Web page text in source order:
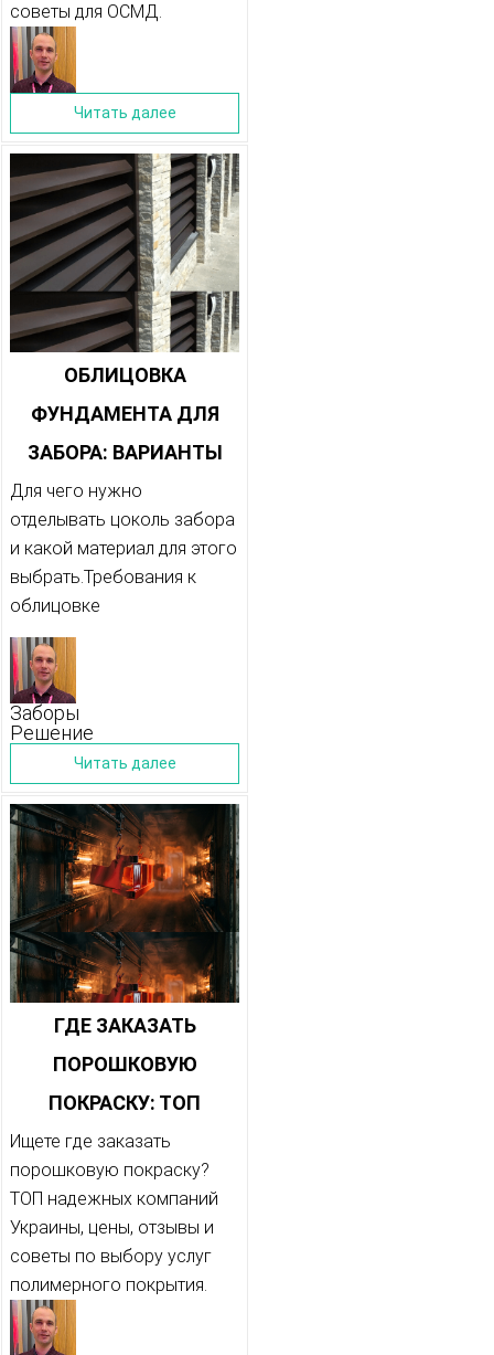
советы для ОСМД.
Читать далее
ОБЛИЦОВКА
ФУНДАМЕНТА ДЛЯ
ЗАБОРА: ВАРИАНТЫ
Для чего нужно
отделывать цоколь забора
и какой материал для этого
выбрать.Требования к
облицовке
Заборы
Решение
Читать далее
ГДЕ ЗАКАЗАТЬ
ПОРОШКОВУЮ
ПОКРАСКУ: ТОП
КОМПАНИЙ 2026
Ищете где заказать
порошковую покраску?
ТОП надежных компаний
Украины, цены, отзывы и
советы по выбору услуг
полимерного покрытия.